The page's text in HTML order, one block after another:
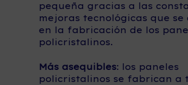
pequeña gracias a las
mejoras tecnológicas que se
en la fabricación de los
policristalinos.
Más asequibles: los paneles
policristalinos se fabrican a